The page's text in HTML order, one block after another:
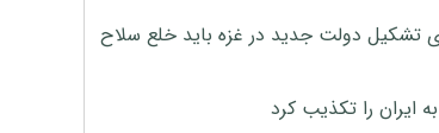
تشکیل دولت جدید در غزه باید خلع سلاح
ایران را تکذیب کرد